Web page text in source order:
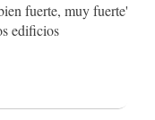
fuerte, muy fuerte'
edificios